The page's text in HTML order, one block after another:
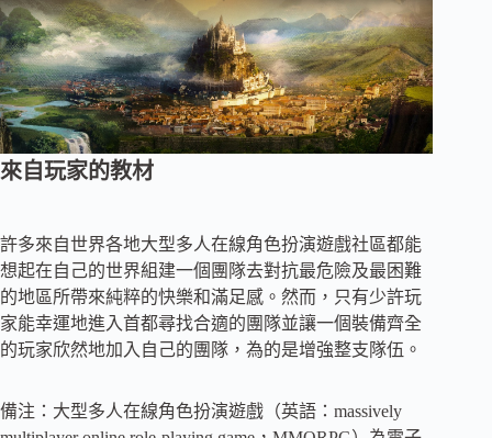
來自玩家的教材
許多來自世界各地大型多人在線角色扮演遊戲社區都能
想起在自己的世界組建一個團隊去對抗最危險及最困難
的地區所帶來純粹的快樂和滿足感。然而，只有少許玩
家能幸運地進入首都尋找合適的團隊並讓一個裝備齊全
的玩家欣然地加入自己的團隊，為的是增強整支隊伍。
備注：大型多人在線角色扮演遊戲（英語：massively